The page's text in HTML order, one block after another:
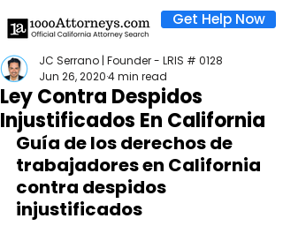
Get Help Now
Ley Contra Despidos
Injustificados En California
JC Serrano | Founder - LRIS # 0128
Jun 26, 20204 min read
Guía de los derechos de
trabajadores en California
contra despidos
injustificados